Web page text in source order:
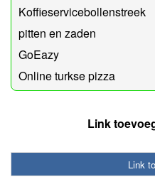
Koffieservicebollenstreek
pitten en zaden
GoEazy
Online turkse pizza
Link
Link